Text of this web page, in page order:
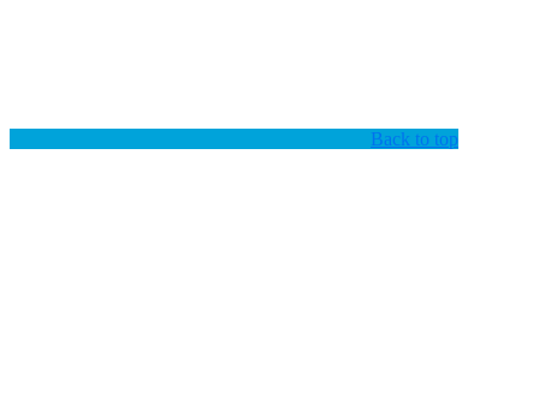
Back to top